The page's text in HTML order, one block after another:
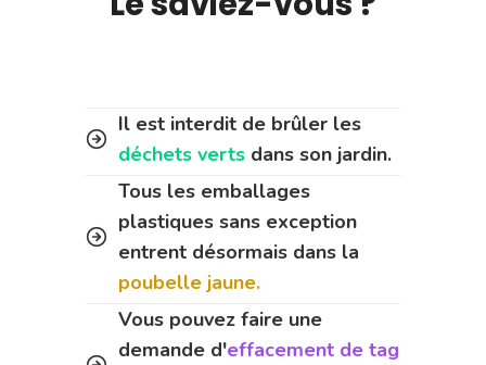
Il est interdit de brûler les
déchets verts dans son jardin.
Tous les emballages
plastiques sans exception
entrent désormais dans la
poubelle jaune.
Vous pouvez faire une
demande d'effacement de tag